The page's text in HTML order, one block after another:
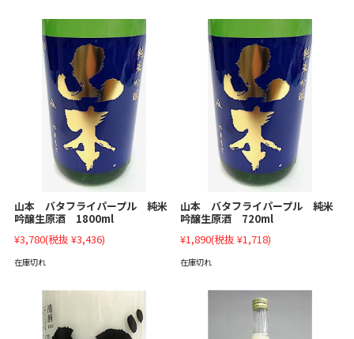
山本 バタフライパープル 純米
吟醸生原酒 1800ml
¥3,780(税抜 ¥3,436)
在庫切れ
山本 バタフライパープル 純米
吟醸生原酒 720ml
¥1,890(税抜 ¥1,718)
在庫切れ